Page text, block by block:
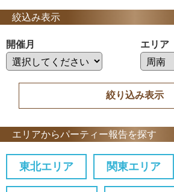
絞込み表示
開催月 エリア
エリアからパーティー報告を探す
東北エリア 関東エリア